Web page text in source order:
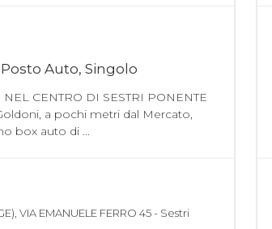
Auto, Singolo
NEL CENTRO DI SESTRI PONENTE
a pochi metri dal Mercato,
box auto di ...
VIA EMANUELE FERRO 45 - Sestri